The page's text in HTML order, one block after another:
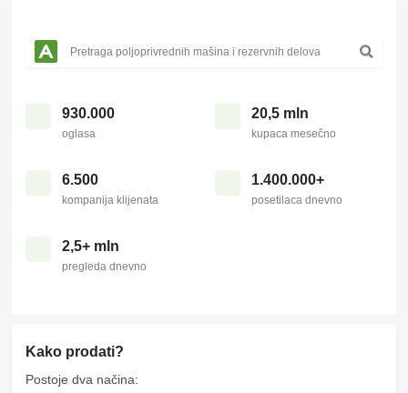
930.000
oglasa
20,5 mln
kupaca mesečno
6.500
kompanija klijenata
1.400.000+
posetilaca dnevno
2,5+ mln
pregleda dnevno
Kako prodati?
Postoje dva načina: